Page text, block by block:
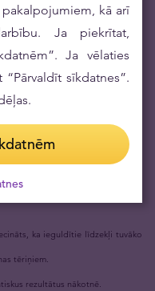
ieguldīt zeltā zelta cenas
ka ieguldītie līdzekļi tuvāko
tēriņiem.
rezultātus nākotnē.
kā arī
Ja piekrītat,
Ja vēlaties
sīkdatnes”.